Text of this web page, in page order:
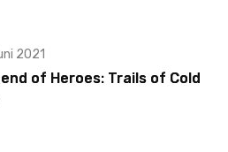
2021
of Heroes: Trails of Cold